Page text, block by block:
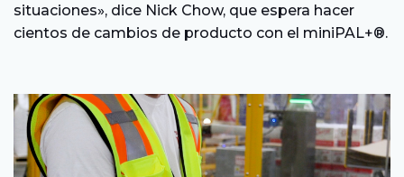
situaciones», dice Nick Chow, que espera hacer
cientos de cambios de producto con el miniPAL+®.